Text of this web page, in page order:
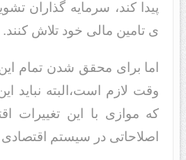
پیدا کند، سرمایه گذاران
ی تامین مالی خود تلاش کنند.
اما برای محقق شدن تمام
وقت لازم است،البته نباید
که موازی با این تغییرات
اصلاحاتی در سیستم اقتصادی